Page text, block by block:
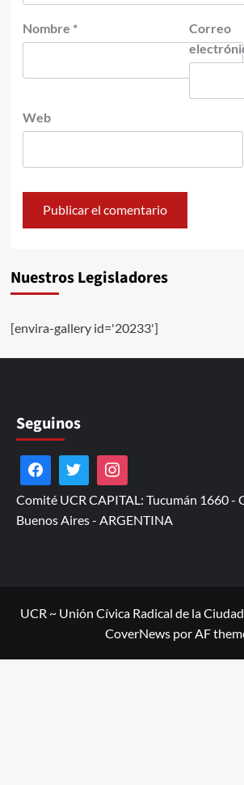
Nombre *
Correo
Web
Nuestros Legisladores
[envira-gallery id='20233']
Seguinos
Comité UCR CAPITAL: Tucumán 1660 -
Buenos Aires - ARGENTINA
UCR ~ Unión Cívica Radical de la
CoverNews por AF